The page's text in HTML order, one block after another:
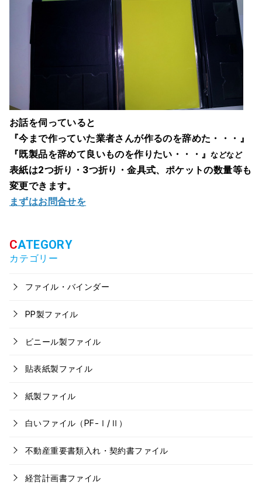
お話を伺っていると
『今まで作っていた業者さんが作るのを辞めた・・・』
『既製品を辞めて良いものを作りたい・・・』などなど
表紙は2つ折り・3つ折り・金具式、ポケットの数量等も
変更できます。
まずはお問合せを
カテゴリー
ファイル・バインダー
PP製ファイル
ビニール製ファイル
貼表紙製ファイル
紙製ファイル
白いファイル（PF-Ⅰ/Ⅱ）
不動産重要書類入れ・契約書ファイル
経営計画書ファイル